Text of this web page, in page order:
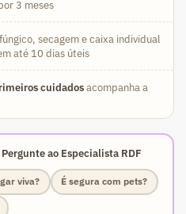
3 meses
secagem e caixa individual
até 10 dias úteis
cuidadosacompanha a
ao Especialista RDF
viva? É segura com pets?